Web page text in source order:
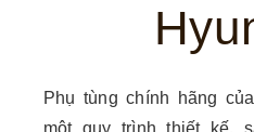
Phụ tùng chính hãng
một quy trình thiết kế,